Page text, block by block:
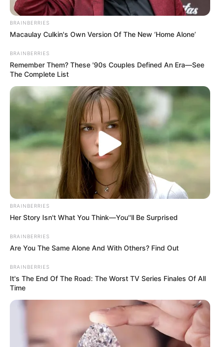
BRAINBERRIES
Macaulay Culkin's Own Version Of The New ‘Home Alone’
BRAINBERRIES
Remember Them? These '90s Couples Defined An Era—See
The Complete List
BRAINBERRIES
Her Story Isn't What You Think—You''ll Be Surprised
BRAINBERRIES
Are You The Same Alone And With Others? Find Out
BRAINBERRIES
It's The End Of The Road: The Worst TV Series Finales Of All
Time